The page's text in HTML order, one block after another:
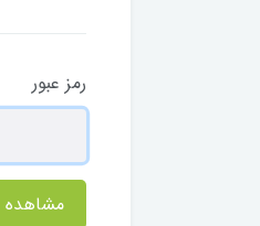
رمز عبور
مشاهده